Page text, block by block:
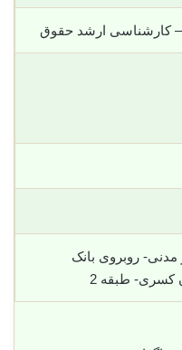
کارشناسی ارشد حقوق
مدنی- روبروی بانک
طبقه 2